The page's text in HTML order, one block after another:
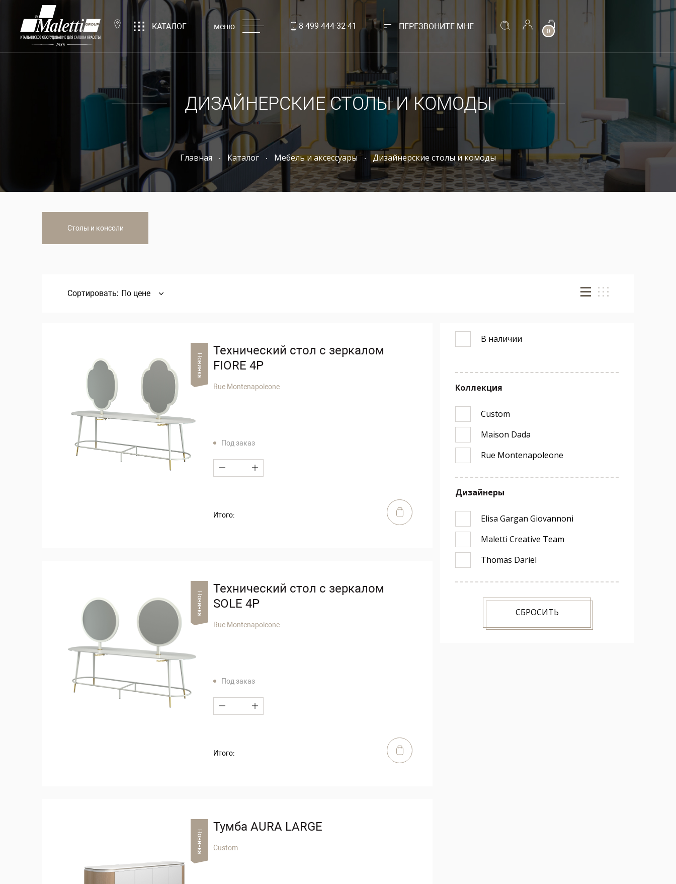
КАТАЛОГ меню 8 499 444-32-41 ПЕРЕЗВОНИТЕ МНЕ 0
ДИЗАЙНЕРСКИЕ СТОЛЫ И КОМОДЫ
Главная Каталог Мебель и аксессуары Дизайнерские столы и комоды
Столы и консоли
Сортировать: По цене
Новинка
Технический стол с зеркалом
FIORE 4P
Rue Montenapoleone
Под заказ
Итого:
Новинка
Технический стол с зеркалом
SOLE 4P
Rue Montenapoleone
Под заказ
Итого:
Новинка
Тумба AURA LARGE
Custom
В наличии
Коллекция
Custom
Maison Dada
Rue Montenapoleone
Дизайнеры
Elisa Gargan Giovannoni
Maletti Creative Team
Thomas Dariel
СБРОСИТЬ